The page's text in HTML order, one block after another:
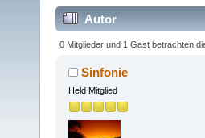
Autor
0 Mitglieder und 1 Gast betrachten
Sinfonie
Held Mitglied